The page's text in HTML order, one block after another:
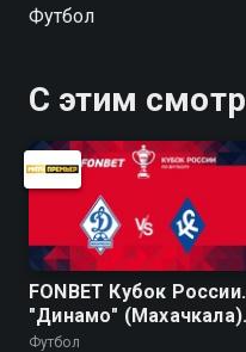
Футбол
С этим
FONBET Кубок России.
"Динамо" (Махачкала)
"Крылья Советов"
Футбол